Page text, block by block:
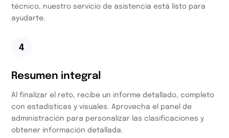
técnico, nuestro servicio de asistencia está listo para
ayudarte.
4
Resumen integral
Al finalizar el reto, recibe un informe detallado, completo
con estadísticas y visuales. Aprovecha el panel de
administración para personalizar las clasificaciones y
obtener información detallada.